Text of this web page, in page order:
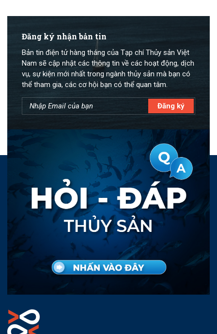
Đăng ký nhận bản tin
Bản tin điện tử hàng tháng của Tạp chí Thủy sản Việt
Nam sẽ cập nhật các thông tin về các hoạt động, dịch
vụ, sự kiện mới nhất trong ngành thủy sản mà bạn có
thể tham gia, các cơ hội bạn có thể quan tâm.